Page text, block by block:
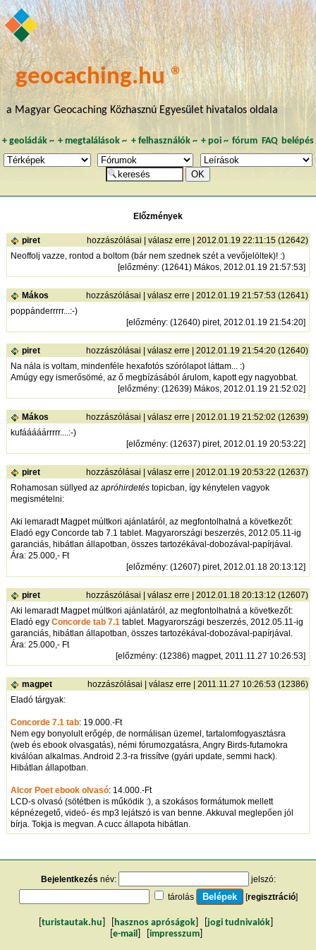
geocaching.hu ®
a Magyar Geocaching Közhasznú Egyesület hivatalos oldala
+ geoládák~ +megtalálások ~ + felhasználók~ + poi~ fórum FAQ belépés
Előzmények
piret hozzászólásai válasz erre | 2012.01.19 22:11:15 (12642)
Neoffolj vazze, rontod a boltom (bár nem szednek szét a vevőjelöltek)! :)
[előzmény: (12641) Mákos, 2012.01.19 21:57:53]
Mákos hozzászólásai válasz erre | 2012.01.19 21:57:53 (12641)
poppánderrrrr...:-)
[előzmény: (12640) piret, 2012.01.19 21:54:20]
piret hozzászólásai válasz erre | 2012.01.19 21:54:20 (12640)
Na nála is voltam, mindenféle hexafotós szórólapot láttam... :)
Amúgy egy ismerősömé, az ő megbízásából árulom, kapott egy nagyobbat.
[előzmény: (12639) Mákos, 2012.01.19 21:52:02]
Mákos hozzászólásai válasz erre | 2012.01.19 21:52:02 (12639)
kufááááárrrrr....:-)
[előzmény: (12637) piret, 2012.01.19 20:53:22]
piret hozzászólásai válasz erre | 2012.01.19 20:53:22 (12637)
Rohamosan süllyed az apróhirdetéstopicban, így kénytelen vagyok
megismételni:
Aki lemaradt Magpet múltkori ajánlatáról, az megfontolhatná a következőt:
Eladó egy Concorde tab 7.1 tablet. Magyarországi beszerzés, 2012.05.11-ig
garanciás, hibátlan állapotban, összes tartozékával-dobozával-papírjával.
Ára: 25.000,- Ft
[előzmény: (12607) piret, 2012.01.18 20:13:12]
piret hozzászólásai válasz erre | 2012.01.18 20:13:12 (12607)
Aki lemaradt Magpet múltkori ajánlatáról, az megfontolhatná a következőt:
Eladó egy Concorde tab 7.1tablet. Magyarországi beszerzés, 2012.05.11-ig
garanciás, hibátlan állapotban, összes tartozékával-dobozával-papírjával.
Ára: 25.000,- Ft
[előzmény: (12386) magpet, 2011.11.27 10:26:53]
magpet hozzászólásai válasz erre | 2011.11.27 10:26:53 (12386)
Eladó tárgyak:
Concorde 7.1 tab: 19.000.-Ft
Nem egy bonyolult erőgép, de normálisan üzemel, tartalomfogyasztásra
(web és ebook olvasgatás), némi fórumozgatásra, Angry Birds-futamokra
kiválóan alkalmas. Android 2.3-ra frissítve (gyári update, semmi hack).
Hibátlan állapotban.
Alcor Poet ebook olvasó: 14.000.-Ft
LCD-s olvasó (sötétben is működik :), a szokásos formátumok mellett
képnézegető, videó- és mp3 lejátszó is van benne. Akkuval meglepően jól
bírja. Tokja is megvan. A cucc állapota hibátlan.
Bejelentkezés név:
jelszó:
tárolás
[regisztráció]
turistautak.hu hasznos apróságok jogi tudnivalók
e-mail impresszum]